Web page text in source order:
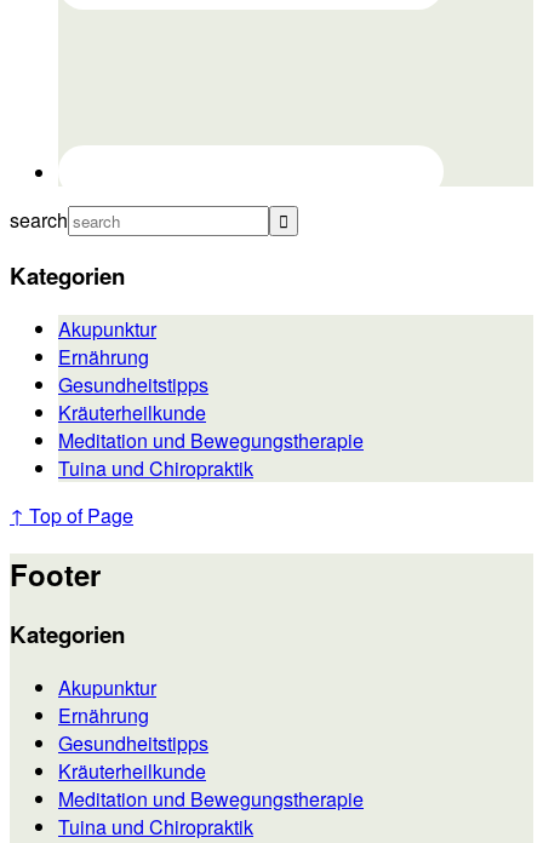
search
Kategorien
Akupunktur
Ernährung
Gesundheitstipps
Kräuterheilkunde
Meditation und Bewegungstherapie
Tuina und Chiropraktik
↑ Top of Page
Footer
Kategorien
Akupunktur
Ernährung
Gesundheitstipps
Kräuterheilkunde
Meditation und Bewegungstherapie
Tuina und Chiropraktik